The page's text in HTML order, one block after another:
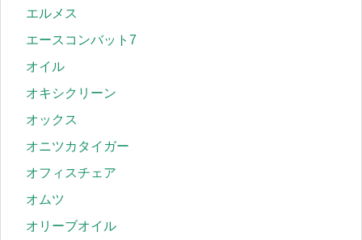
エルメス
エースコンバット7
オイル
オキシクリーン
オックス
オニツカタイガー
オフィスチェア
オムツ
オリーブオイル